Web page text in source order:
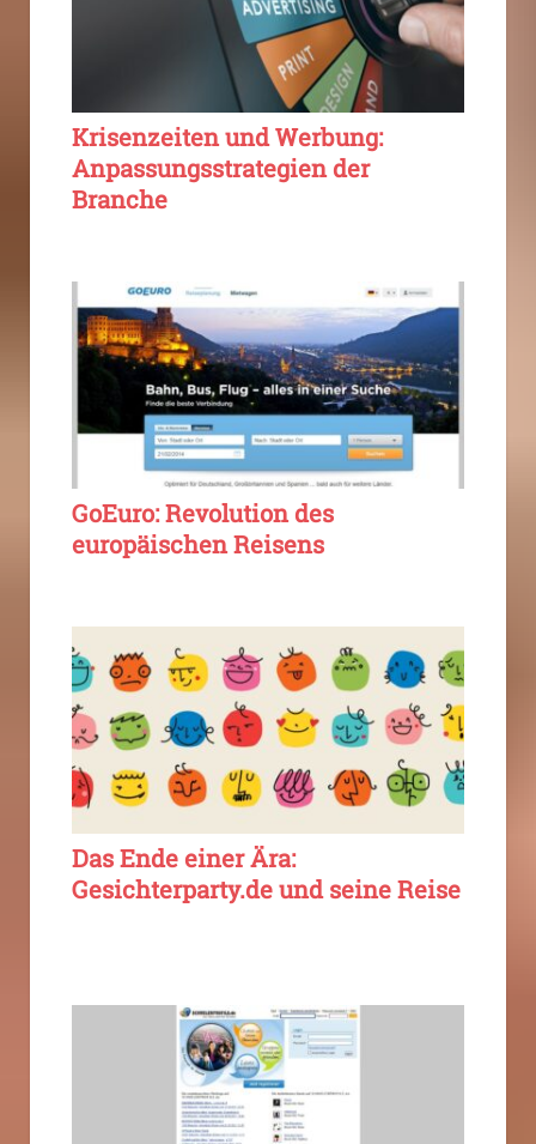
Krisenzeiten und Werbung:
Anpassungsstrategien der
Branche
GoEuro: Revolution des
europäischen Reisens
Das Ende einer Ära:
Gesichterparty.de und seine Reise